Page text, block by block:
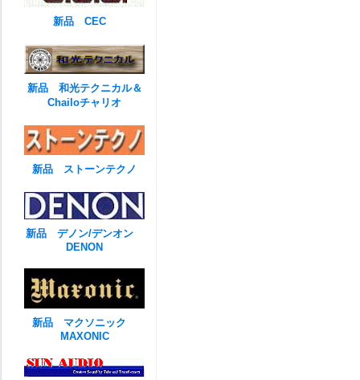
新品 CEC
新品 和光テクニカル＆
Chailoチャリオ
新品 ストーンテクノ
新品 デノン/デンオン
DENON
新品 マクソニック
MAXONIC